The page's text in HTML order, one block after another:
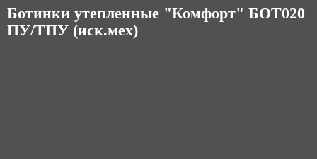
Ботинки утепленные "Комфорт" БОТ020
ПУ/ТПУ (иск.мех)